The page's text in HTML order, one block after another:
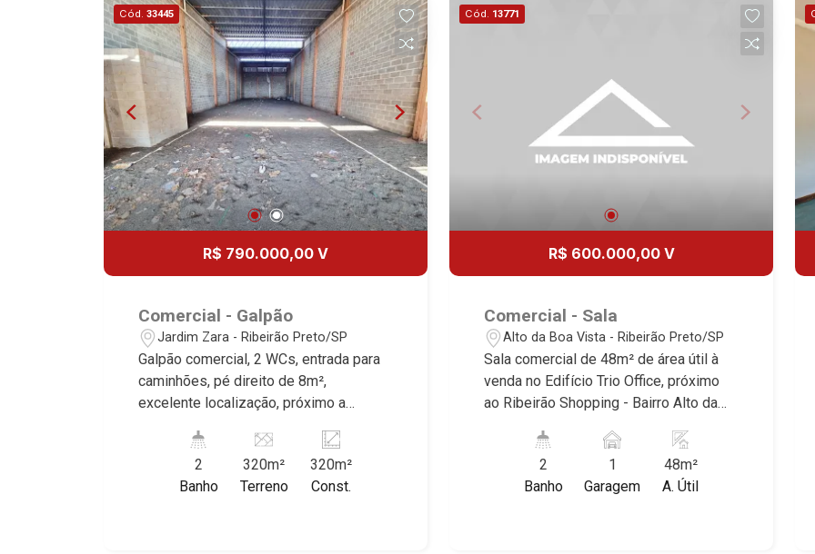
Cód. 33445
R$ 790.000,00 V
Comercial - Galpão
Jardim Zara - Ribeirão Preto/SP
Galpão comercial, 2 WCs, entrada para
caminhões, pé direito de 8m²,
excelente localização, próximo a
referência no mercado imobiliário
desde 2000. Especialistas em Venda e
Locação! Avenida João Fiúsa, 1051 -
2
Banho
320m²
Terreno
320m²
Const.
Cód. 13771
R$ 600.000,00 V
Comercial - Sala
Alto da Boa Vista - Ribeirão Preto/SP
Sala comercial de 48m² de área útil à
venda no Edifício Trio Office, próximo
ao Ribeirão Shopping - Bairro Alto da
as características deste imóvel que a
Martinelli Imobiliária selecionou para
2
Banho
1
Garagem
48m²
A. Útil